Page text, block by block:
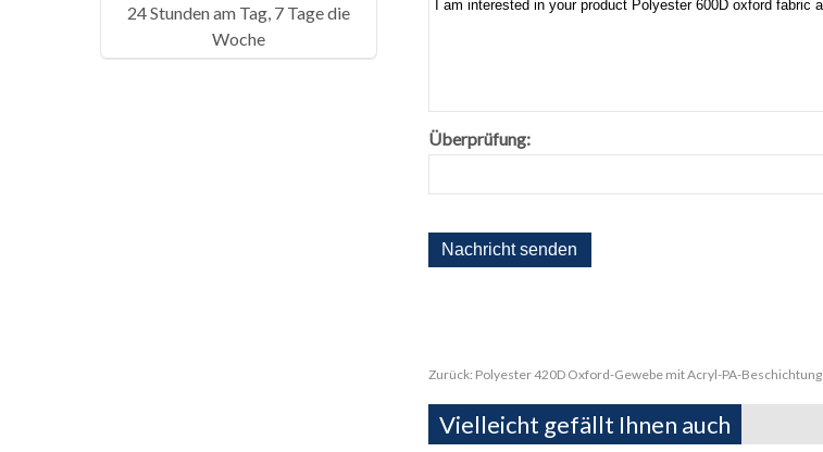
Überprüfung:
Zurück: Polyester 420D Oxford-Gewebe mit Acryl-PA-Beschichtung
Vielleicht gefällt Ihnen auch
24 Stunden am Tag, 7 Tage die
Woche